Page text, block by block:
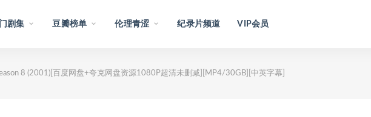
剧集 豆瓣榜单 伦理青涩 纪录片频道 VIP会员
8 (2001)[百度网盘+夸克网盘资源1080P超清未删减][MP4/30GB][中英字幕]